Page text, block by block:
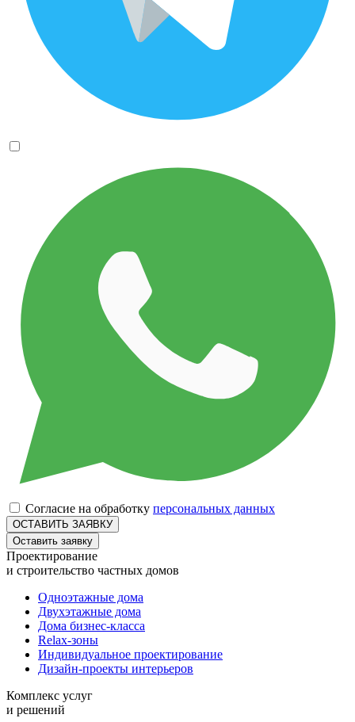
Согласие на обработку персональных данных
Оставить заявку
Проектирование
и строительство частных домов
Одноэтажные дома
Двухэтажные дома
Дома бизнес-класса
Relax-зоны
Индивидуальное проектирование
Дизайн-проекты интерьеров
Комплекс услуг
и решений